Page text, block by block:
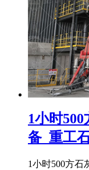
1小时
备_重工
1小时500方石